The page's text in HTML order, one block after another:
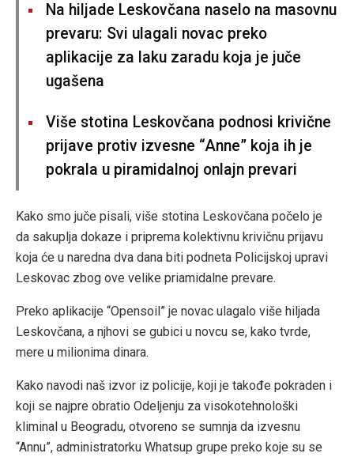
Na hiljade Leskovčana naselo na masovnu
prevaru: Svi ulagali novac preko
aplikacije za laku zaradu koja je juče
ugašena
Više stotina Leskovčana podnosi krivične
prijave protiv izvesne “Anne” koja ih je
pokrala u piramidalnoj onlajn prevari
Kako smo juče pisali, više stotina Leskovčana počelo je
da sakuplja dokaze i priprema kolektivnu krivičnu prijavu
koja će u naredna dva dana biti podneta Policijskoj upravi
Leskovac zbog ove velike priamidalne prevare.
Preko aplikacije “Opensoil” je novac ulagalo više hiljada
Leskovčana, a njhovi se gubici u novcu se, kako tvrde,
mere u milionima dinara.
Kako navodi naš izvor iz policije, koji je takođe pokraden i
koji se najpre obratio Odeljenju za visokotehnološki
kliminal u Beogradu, otvoreno se sumnja da izvesnu
“Annu”, administratorku Whatsup grupe preko koje su se